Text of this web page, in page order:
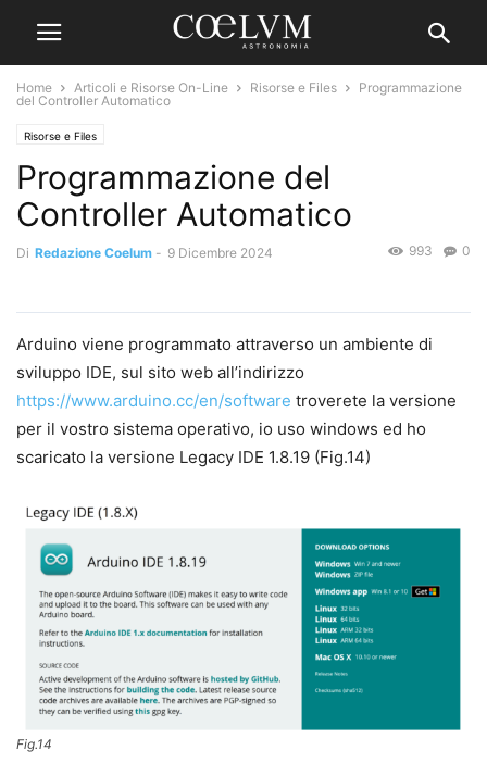
Home Articoli e Risorse On-Line Risorse e Files
Programmazione
del Controller Automatico
Risorse e Files
Programmazione del
Controller Automatico
Di Redazione Coelum - 9 Dicembre 2024 0
993
Arduino viene programmato attraverso un ambiente di
sviluppo IDE, sul sito web all’indirizzo
https://www.arduino.cc/en/software troverete la versione
per il vostro sistema operativo, io uso windows ed ho
scaricato la versione Legacy IDE 1.8.19 (Fig.14)
Fig.14